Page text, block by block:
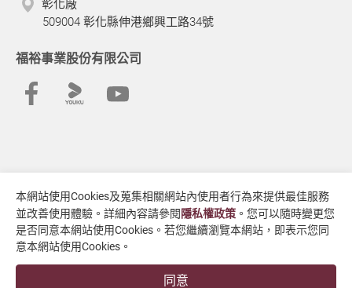
福裕事業股份有限公司
彰化廠
509004 彰化縣伸港鄉興工路34號
Copyright© 2026 福裕事業股份有限公司All Rights Reserved.
使用條款
Market Prospects
本網站使用Cookies及蒐集相關網站內使用者行為來提供最佳服務
並改善使用體驗。詳細內容請參閱 隱私權政策 。您可以隨時變更您
是否同意本網站使用Cookies。若您繼續瀏覽本網站，即表示您同
意本網站使用Cookies。
同意